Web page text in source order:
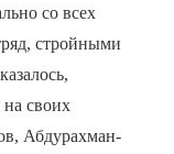
со всех
стройными
своих
Абдурахман-